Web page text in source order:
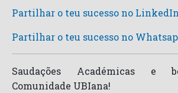
Partilhar o teu sucesso no LinkedIn
Partilhar o teu sucesso no
Saudações Académicas e
Comunidade UBIana!